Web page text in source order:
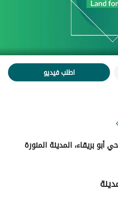
اطلب فيديو
بريقاء، المدينة المنورة
الإعلان